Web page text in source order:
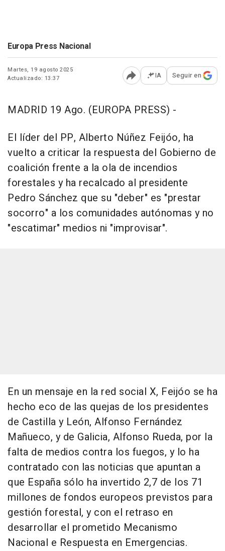
Europa Press Nacional
Martes, 19 agosto 2025
Actualizado: 13:37
Abrir opciones para
IA Seguir en
MADRID 19 Ago. (EUROPA PRESS) -
El líder del PP, Alberto Núñez Feijóo, ha
vuelto a criticar la respuesta del Gobierno de
coalición frente a la ola de incendios
forestales y ha recalcado al presidente
Pedro Sánchez que su "deber" es "prestar
socorro" a los comunidades autónomas y no
"escatimar" medios ni "improvisar".
En un mensaje en la red social X, Feijóo se ha
hecho eco de las quejas de los presidentes
de Castilla y León, Alfonso Fernández
Mañueco, y de Galicia, Alfonso Rueda, por la
falta de medios contra los fuegos, y lo ha
contratado con las noticias que apuntan a
que España sólo ha invertido 2,7 de los 71
millones de fondos europeos previstos para
gestión forestal, y con el retraso en
desarrollar el prometido Mecanismo
Nacional e Respuesta en Emergencias.